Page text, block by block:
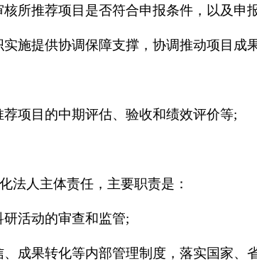
所推荐项目是否符合申报条件，以及申
施提供协调保障支撑，协调推动项目成
项目的中期评估、验收和绩效评价等;
法人主体责任，主要职责是：
活动的审查和监管;
成果转化等内部管理制度，落实国家、